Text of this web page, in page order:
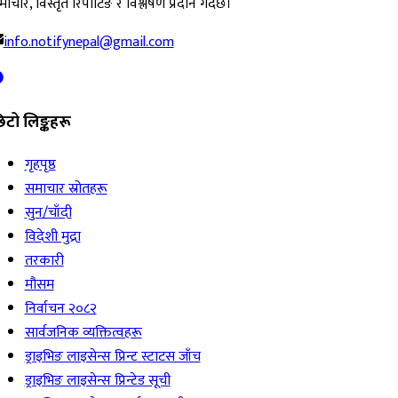
info.notifynepal@gmail.com
लिङ्कहरू
गृहपृष्ठ
समाचार स्रोतहरू
सुन/चाँदी
विदेशी मुद्रा
तरकारी
मौसम
निर्वाचन २०८२
सार्वजनिक व्यक्तित्वहरू
ड्राइभिङ लाइसेन्स प्रिन्ट स्टाटस जाँच
ड्राइभिङ लाइसेन्स प्रिन्टेड सूची